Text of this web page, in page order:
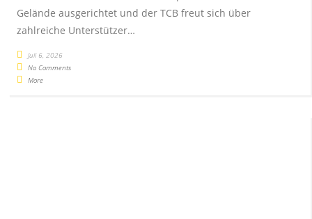
Gelände ausgerichtet und der TCB freut sich über
zahlreiche Unterstützer…
Juli 6, 2026
No Comments
More